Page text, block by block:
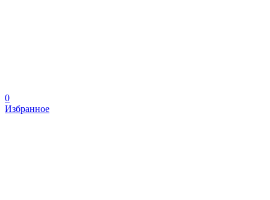
0
Избранное